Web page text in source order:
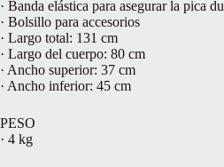
· Banda elástica para asegurar la pica
· Bolsillo para accesorios
· Largo total: 131 cm
· Largo del cuerpo: 80 cm
· Ancho superior: 37 cm
· Ancho inferior: 45 cm
PESO
· 4 kg